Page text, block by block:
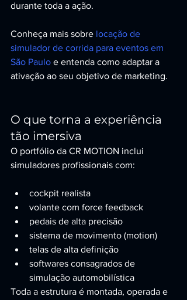
durante toda a ação.
Conheça mais sobre locação de
simulador de corrida para eventos em
São Paulo e entenda como adaptar a
ativação ao seu objetivo de marketing.
O que torna a experiência
tão imersiva
O portfólio da CR MOTION inclui
simuladores profissionais com:
cockpit realista
volante com force feedback
pedais de alta precisão
sistema de movimento (motion)
telas de alta definição
softwares consagrados de
simulação automobilística
Toda a estrutura é montada, operada e